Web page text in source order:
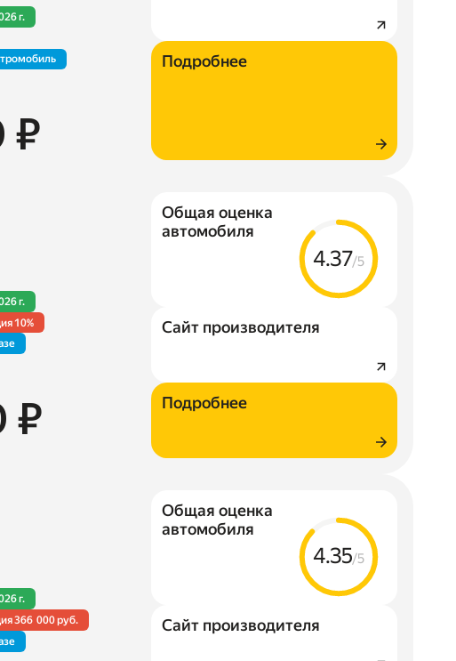
₽
г.
Подробнее
₽
г.
10%
Общая оценка
автомобиля
4.37/5
Сайт производителя
Подробнее
г.
366 000 руб.
Общая оценка
автомобиля
4.35/5
Сайт производителя